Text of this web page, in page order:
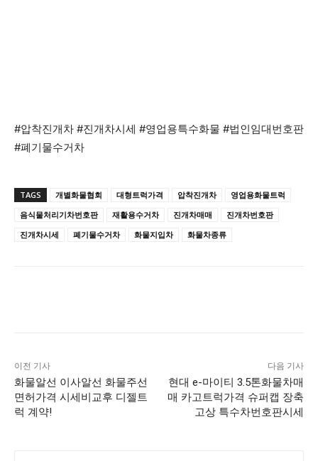
#압착진개차 #진개차시세 #영업용특수화물 #법인임대번호판
#폐기물수거차
TAGS 개별화물협회 대형트럭가격 압착진개차
영업용화물트럭
음식물처리기차번호판
재활용수거차 진개차매매
진개차번호판
진개차시세
폐기물수거차 화물지입차 화물차종류
이전 기사
화물알선 이사알선 화물주선
면허가격 시세비교후 디젤트
럭 계약!
다음 기사
현대 e-마이티 3.5톤화물차매
매 카고트럭가격 슈퍼캡 장축
고상 특수차번호판시세